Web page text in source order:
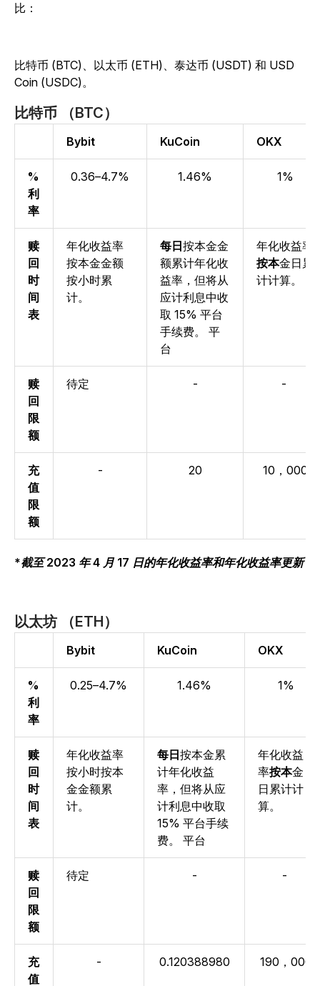
比：
比特币 (BTC)、以太币 (ETH)、泰达币 (USDT) 和 USD
Coin (USDC)。
比特币 （BTC）
Bybit KuCoin OKX
%
利
率
0.36–4.7% 1.46% 1%
赎
回
时
间
表
年化收益率
按本金金额
按小时累
计。
每日按本金金
额累计年化收
益率 ，但将从
应计利息中收
取 15% 平台
手续费。
平
台
年化收益率
按本金日累
计计算。
赎
回
限
额
待定 - -
充
值
限
额
- 20 10，000
*截至 2023 年 4 月 17 日的年化收益率和年化收益率更新
以太坊 （ETH）
Bybit KuCoin OKX
%
利
率
0.25–4.7% 1.46% 1%
赎
回
时
间
表
年化收益率
按小时按本
金金额累
计。
每日按本金累
计年化收益
率 ，但将从应
计利息中收取
15% 平台手续
费。
平台
年化收益
率按本金
日累计计
算。
赎
回
限
额
待定 - -
充
值
- 0.120388980 190，000